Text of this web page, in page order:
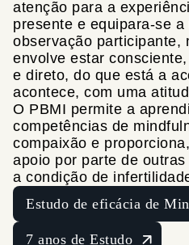
atenção para a
presente e equipara-se a
observação participante,
envolve estar
e direto, do que está a
acontece, com uma
O PBMI permite a
competências de
compaixão e
apoio por parte de
a condição de
Estudo de eficácia de
7 anos de Estudo